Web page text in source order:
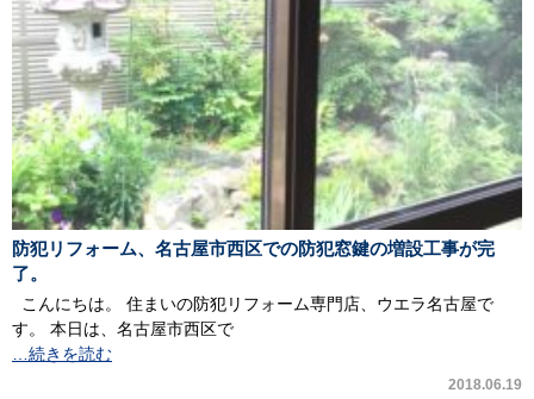
防犯リフォーム、名古屋市西区での防犯窓鍵の増設工事が完
了。
こんにちは。 住まいの防犯リフォーム専門店、ウエラ名古屋で
す。 本日は、名古屋市西区で
…続きを読む
2018.06.19